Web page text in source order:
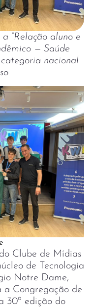
“Relação aluno e
— Saúde
nacional
Clube de Mídias
de Tecnologia
Notre Dame,
a Congregação de
30ª edição do